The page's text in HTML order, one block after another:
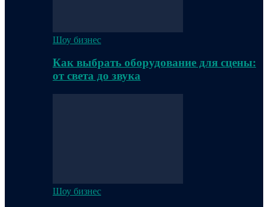
Шоу бизнес
Как выбрать оборудование для сцены:
от света до звука
Шоу бизнес